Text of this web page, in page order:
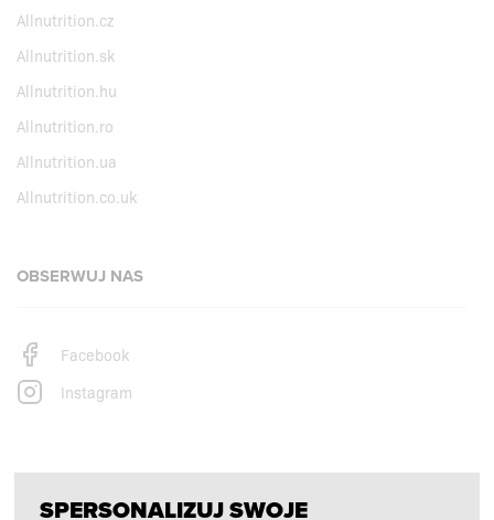
Allnutrition.cz
Allnutrition.sk
Allnutrition.hu
Allnutrition.ro
Allnutrition.ua
Allnutrition.co.uk
OBSERWUJ NAS
Facebook
Instagram
SPERSONALIZUJ SWOJE